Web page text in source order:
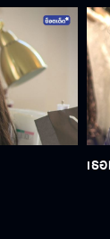
เธ